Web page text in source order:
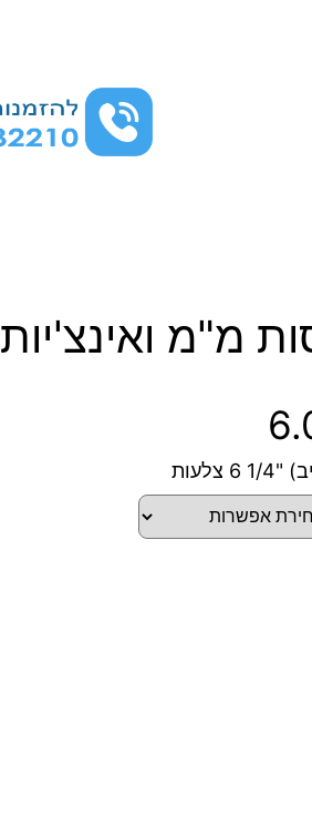
מ"מ ואינצ'יות
צלעות